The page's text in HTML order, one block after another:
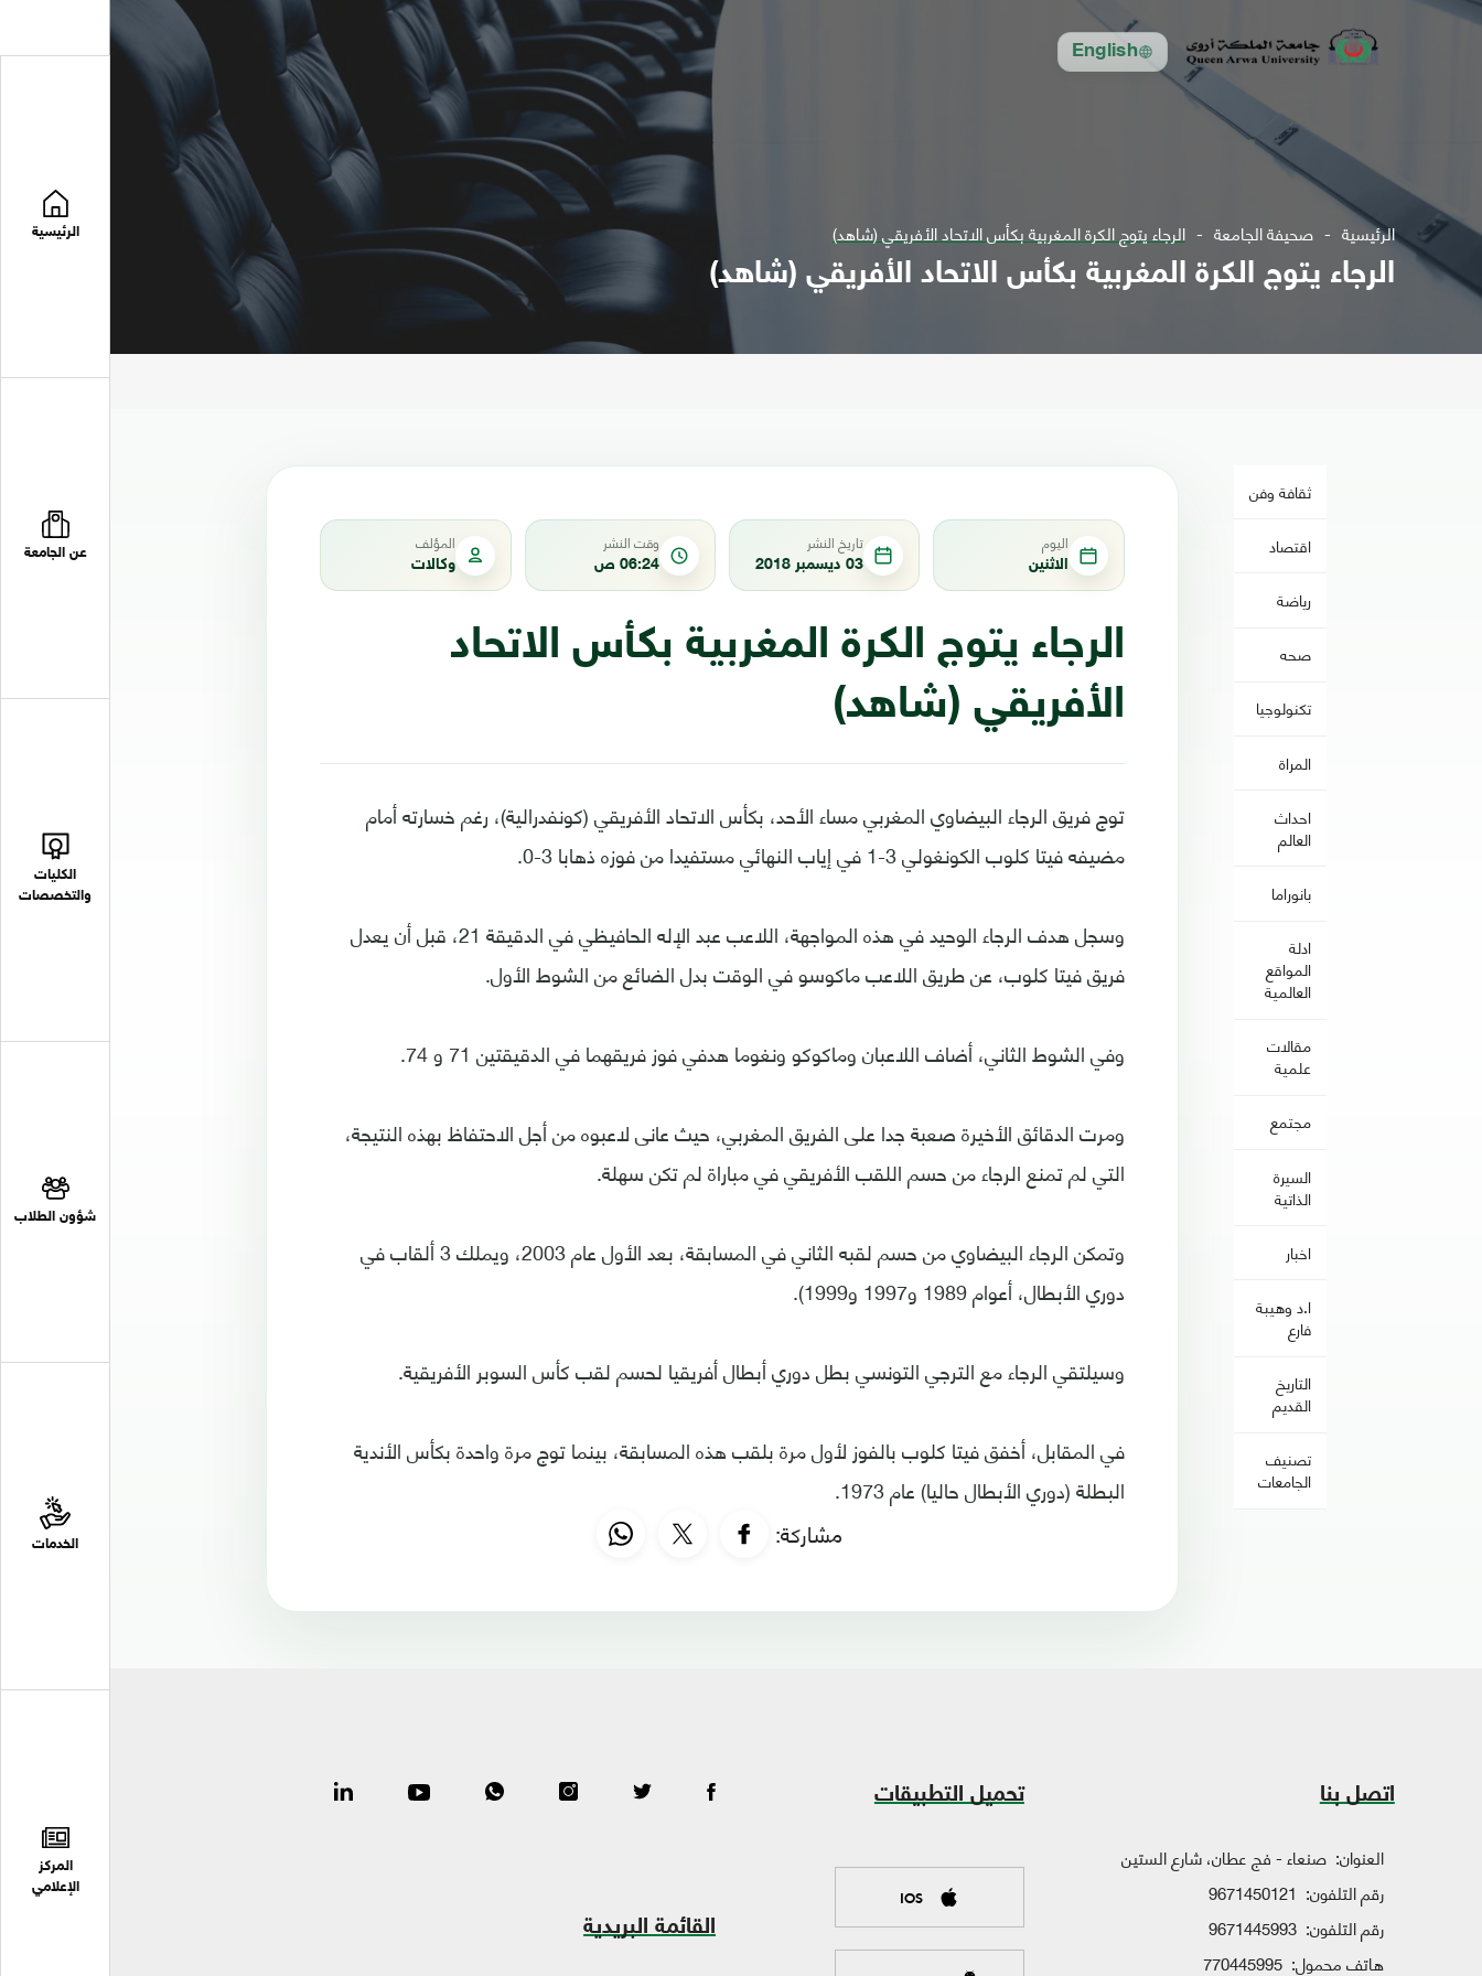
English
الرئيسية
عن الجامعة
الكليات
والتخصصات
شؤون الطلاب
الخدمات
المركز
الإعلامي
الرئيسية صحيفة الجامعة الرجاء يتوج الكرة المغربية بكأس الاتحاد الأفريقي (شاهد)
الرجاء يتوج الكرة المغربية بكأس الاتحاد الأفريقي (شاهد)
ثقافة وفن
اقتصاد
رياضة
صحه
تكنولوجيا
المراة
احداث
العالم
بانوراما
ادلة
المواقع
العالمية
مقالات
علمية
مجتمع
السيرة
الذاتية
اخبار
ا.د وهيبة
فارع
التاريخ
القديم
تصنيف
الجامعات
اليوم
الاثنين
تاريخ النشر
03 ديسمبر 2018
وقت النشر
06:24 ص
المؤلف
وكالات
الرجاء يتوج الكرة المغربية بكأس الاتحاد
الأفريقي (شاهد)
توج فريق الرجاء البيضاوي المغربي مساء الأحد، بكأس الاتحاد الأفريقي (كونفدرالية)، رغم خسارته أمام
مضيفه فيتا كلوب الكونغولي 3-1 في إياب النهائي مستفيدا من فوزه ذهابا 3-0.
وسجل هدف الرجاء الوحيد في هذه المواجهة، اللاعب عبد الإله الحافيظي في الدقيقة 21، قبل أن يعدل
فريق فيتا كلوب، عن طريق اللاعب ماكوسو في الوقت بدل الضائع من الشوط الأول.
وفي الشوط الثاني، أضاف اللاعبان وماكوكو ونغوما هدفي فوز فريقهما في الدقيقتين 71 و 74.
ومرت الدقائق الأخيرة صعبة جدا على الفريق المغربي، حيث عانى لاعبوه من أجل الاحتفاظ بهذه النتيجة،
التي لم تمنع الرجاء من حسم اللقب الأفريقي في مباراة لم تكن سهلة.
وتمكن الرجاء البيضاوي من حسم لقبه الثاني في المسابقة، بعد الأول عام 2003، ويملك 3 ألقاب في
دوري الأبطال، أعوام 1989 و1997 و1999).
وسيلتقي الرجاء مع الترجي التونسي بطل دوري أبطال أفريقيا لحسم لقب كأس السوبر الأفريقية.
في المقابل، أخفق فيتا كلوب بالفوز لأول مرة بلقب هذه المسابقة، بينما توج مرة واحدة بكأس الأندية
البطلة (دوري الأبطال حاليا) عام 1973.
مشاركة:
اتصل بنا
العنوان: صنعاء - فج عطان، شارع الستين
رقم التلفون: 9671450121
رقم التلفون: 9671445993
هاتف محمول: 770445995
تحميل التطبيقات
IOS
القائمة البريدية